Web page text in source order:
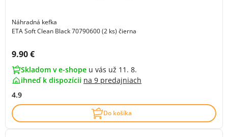
Náhradná kefka
ETA Soft Clean Black 70790600 (2 ks) čierna
Cena s DPH:
9.90 €
Skladom v e-shope u vás už 11. 8.
ihneď k dispozícii na 9 predajniach
4.9
Do košíka